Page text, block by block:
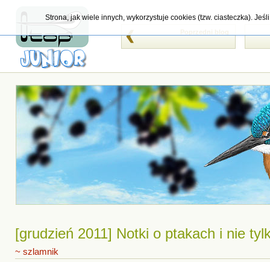
Strona, jak wiele innych, wykorzystuje cookies (tzw. ciasteczka).
[grudzień 2011] Notki o ptakach i nie
~ szlamnik